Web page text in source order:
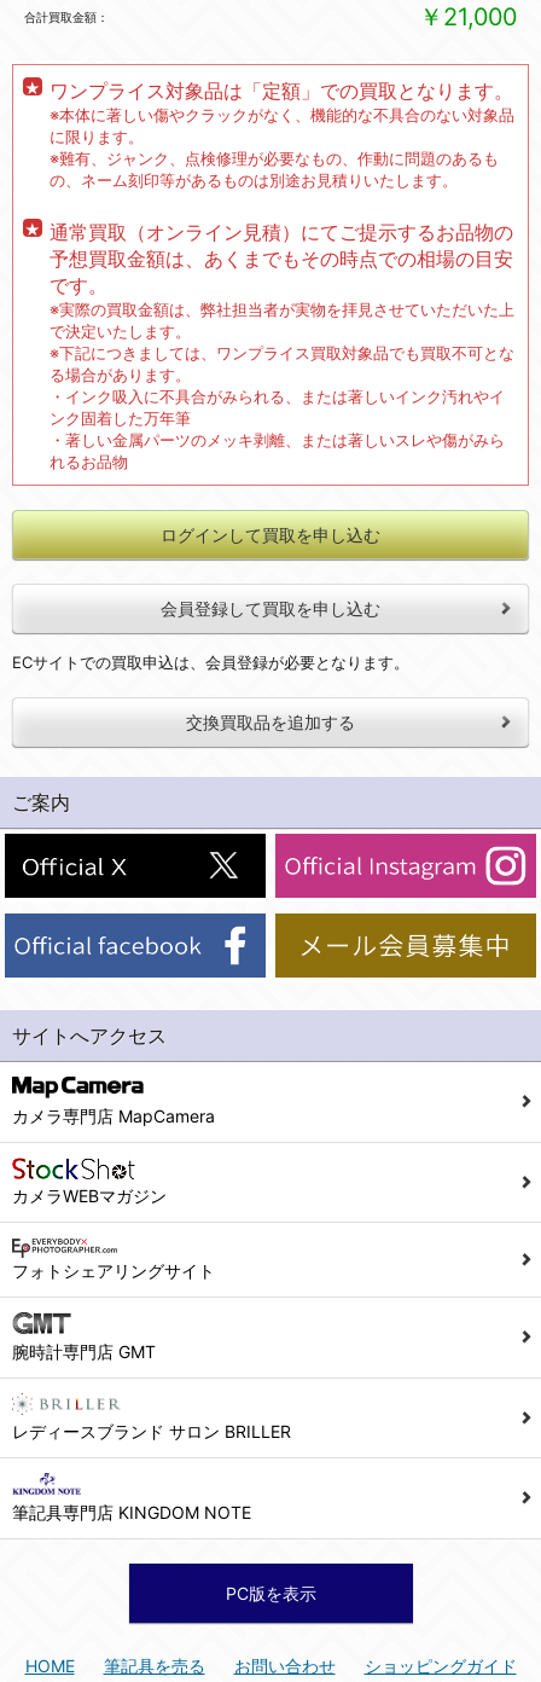
合計買取金額 ￥21,000
ワンプライス対象品は「定額」での買取となります。
※本体に著しい傷やクラックがなく、機能的な不具合のない対象品
に限ります。
※難有、ジャンク、点検修理が必要なもの、作動に問題のあるも
の、ネーム刻印等があるものは別途お見積りいたします。
通常買取（オンライン見積）にてご提示するお品物の
予想買取金額は、あくまでもその時点での相場の目安
です。
※実際の買取金額は、弊社担当者が実物を拝見させていただいた上
で決定いたします。
※下記につきましては、ワンプライス買取対象品でも買取不可とな
る場合があります。
・インク吸入に不具合がみられる、または著しいインク汚れやイ
ンク固着した万年筆
・著しい金属パーツのメッキ剥離、または著しいスレや傷がみら
れるお品物
ログインして買取を申し込む
会員登録して買取を申し込む
ECサイトでの買取申込は、会員登録が必要となります。
交換買取品を追加する
ご案内
サイトへアクセス
カメラ専門店 MapCamera
カメラWEBマガジン
フォトシェアリングサイト
腕時計専門店 GMT
レディースブランド サロン BRILLER
筆記具専門店 KINGDOM NOTE
PC版を表示
HOME 筆記具を売る お問い合わせ ショッピングガイド